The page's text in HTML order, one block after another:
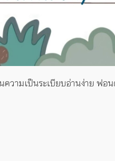
ามเป็นระเบียบอ่านง่าย ฟอ